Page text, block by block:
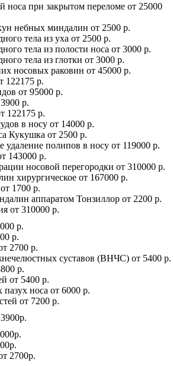
носа при закрытом переломе от 25000
небных миндалин от 2500 р.
тела из уха от 2500 р.
тела из полости носа от 3000 р.
тела из глотки от 3000 р.
носовых раковин от 45000 р.
122175 р.
от 95000 р.
3900 р.
122175 р.
в носу от 14000 р.
Кукушка от 2500 р.
удаление полипов в носу от 119000 р.
143000 р.
носовой перегородки от 310000 р.
хирургическое от 167000 р.
от 1700 р.
аппаратом Тонзиллор от 2200 р.
от 310000 р.
р.
р.
2700 р.
суставов (ВНЧС) от 5400 р.
р.
от 5400 р.
носа от 6000 р.
от 7200 р.
3900р.
2700р.